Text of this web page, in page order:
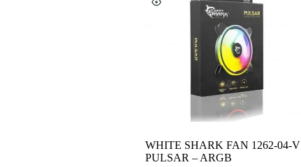
WHITE SHARK FAN 1262-04-V
PULSAR – ARGB